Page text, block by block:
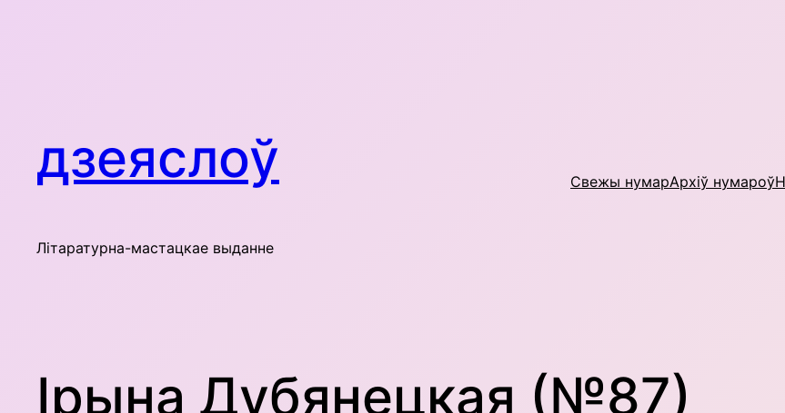
дзеяслоў
Літаратурна-мастацкае выданне
Свежы нумарАрхіў нумароў
Ірына Дубянецкая (№87)